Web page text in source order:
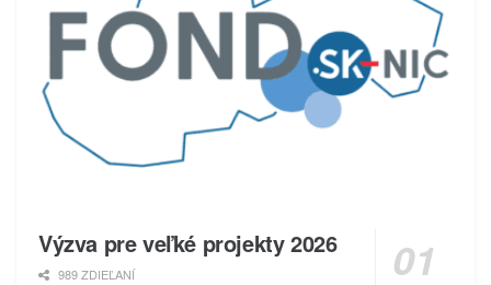
Výzva pre veľké projekty 2026
989 ZDIEĽANÍ